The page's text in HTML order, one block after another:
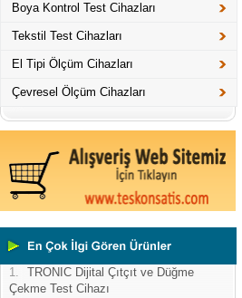
Boya Kontrol Test Cihazları
Tekstil Test Cihazları
El Tipi Ölçüm Cihazları
Çevresel Ölçüm Cihazları
1.
TRONIC Dijital Çıtçıt ve Düğme
Çekme Test Cihazı